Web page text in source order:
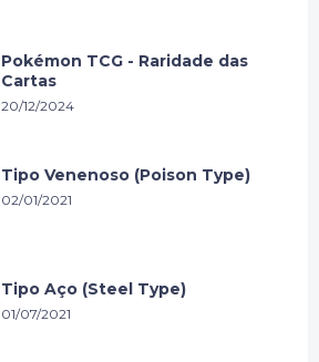
Pokémon TCG - Raridade das
Cartas
20/12/2024
Tipo Venenoso (Poison Type)
02/01/2021
Tipo Aço (Steel Type)
01/07/2021